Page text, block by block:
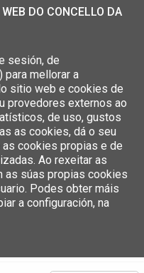
DO CONCELLO DA
sesión, de
para mellorar a
sitio web e cookies de
provedores externos ao
de uso, gustos
as cookies, dá o seu
cookies propias e de
Ao rexeitar as
as súas propias cookies
Podes obter máis
a configuración, na